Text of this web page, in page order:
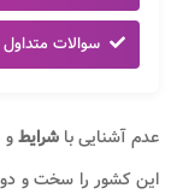
سوالات متداول
عدم آشنایی باشرایطو
این کشور را سخت و